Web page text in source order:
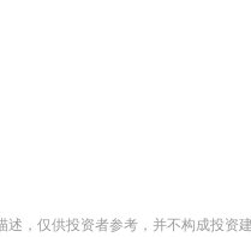
，仅供投资者参考，并不构成投资